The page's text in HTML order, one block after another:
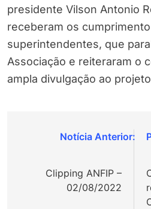
presidente Vilson Antonio
receberam os
superintendentes, que
Associação e reiteraram o
ampla divulgação ao
Navegação
Post
Clipping ANFIP –
02/08/2022